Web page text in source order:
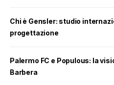
Chi è Gensler: studio
progettazione
Palermo FC e Populous: la
Barbera